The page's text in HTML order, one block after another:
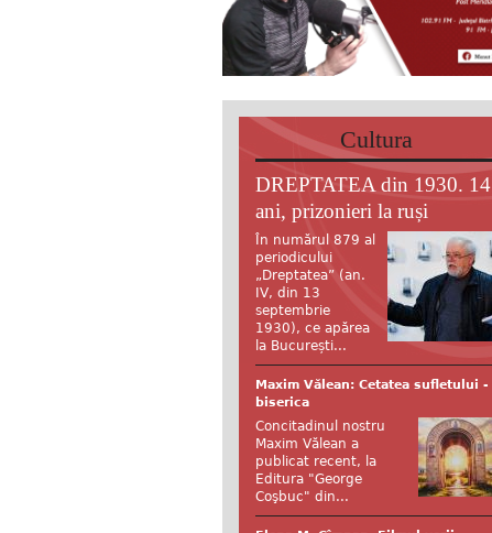
Cultura
DREPTATEA din 1930. 14
ani, prizonieri la ruși
În numărul 879 al
periodicului
„Dreptatea” (an.
IV, din 13
septembrie
1930), ce apărea
la București...
Maxim Vălean: Cetatea sufletului -
biserica
Concitadinul nostru
Maxim Vălean a
publicat recent, la
Editura "George
Coşbuc" din...